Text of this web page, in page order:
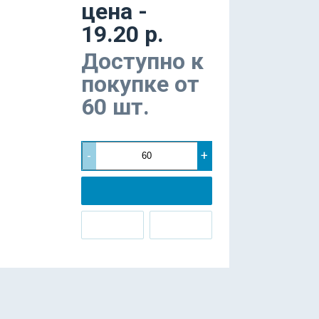
цена -
19.20 р.
Доступно к
покупке от
60 шт.
- +